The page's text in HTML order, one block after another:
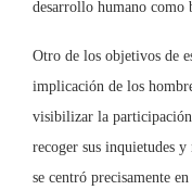
desarrollo humano como
Otro de los objetivos de
implicación de los
visibilizar la
recoger sus inquietudes y
se centró precisamente